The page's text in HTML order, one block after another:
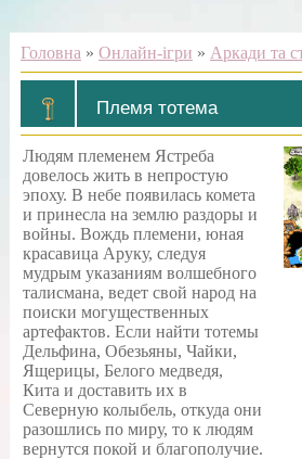
Головна » Онлайн-ігри » Аркади та
Племя тотема
Людям племенем Ястреба
довелось жить в непростую
эпоху. В небе появилась комета
и принесла на землю раздоры и
войны. Вождь племени, юная
красавица Аруку, следуя
мудрым указаниям волшебного
талисмана, ведет свой народ на
поиски могущественных
артефактов. Если найти тотемы
Дельфина, Обезьяны, Чайки,
Ящерицы, Белого медведя,
Кита и доставить их в
Северную колыбель, откуда они
разошлись по миру, то к людям
вернутся покой и благополучие.